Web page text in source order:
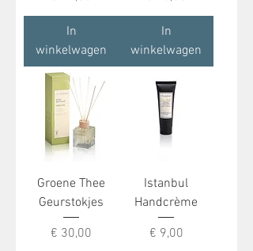
In
winkelwagen
In
winkelwagen
Groene Thee
Geurstokjes
Prijs
€ 30,00
Istanbul
Handcrème
Prijs
€ 9,00